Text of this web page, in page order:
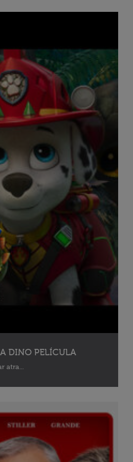
DINO PELÍCULA
atra...